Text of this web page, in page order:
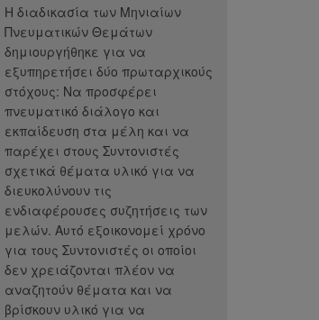
Η διαδικασία των Μηνιαίων
Πνευματικών Θεμάτων
δημιουργήθηκε για να
εξυπηρετήσει δύο πρωταρχικούς
στόχους: Να προσφέρει
πνευματικό διάλογο και
εκπαίδευση στα μέλη και να
παρέχει στους Συντονιστές
σχετικά θέματα υλικό για να
διευκολύνουν τις
ενδιαφέρουσες συζητήσεις των
μελών. Αυτό εξοικονομεί χρόνο
για τους Συντονιστές οι οποίοι
δεν χρειάζονται πλέον να
αναζητούν θέματα και να
βρίσκουν υλικό για να